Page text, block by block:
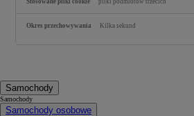
Kilka sekund
Samochody
Samochody
Samochody osobowe